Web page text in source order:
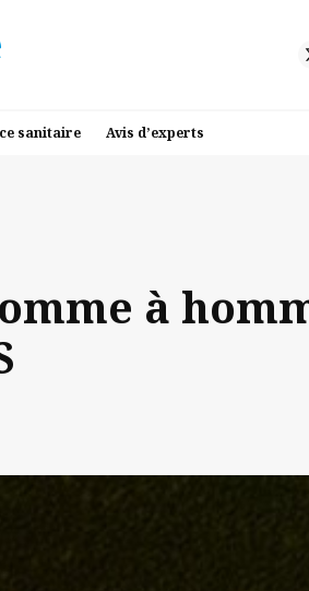
sanitaire Avis d’experts
à